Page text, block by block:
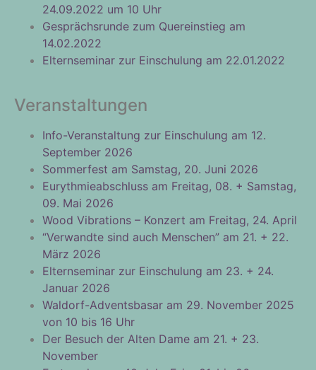
24.09.2022 um 10 Uhr
Gesprächsrunde zum Quereinstieg am
14.02.2022
Elternseminar zur Einschulung am 22.01.2022
Veranstaltungen
Info-Veranstaltung zur Einschulung am 12.
September 2026
Sommerfest am Samstag, 20. Juni 2026
Eurythmieabschluss am Freitag, 08. + Samstag,
09. Mai 2026
Wood Vibrations – Konzert am Freitag, 24. April
“Verwandte sind auch Menschen” am 21. + 22.
März 2026
Elternseminar zur Einschulung am 23. + 24.
Januar 2026
Waldorf-Adventsbasar am 29. November 2025
von 10 bis 16 Uhr
Der Besuch der Alten Dame am 21. + 23.
November